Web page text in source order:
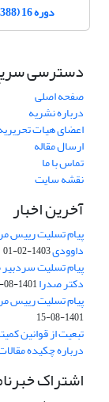
دوره 16 (1388)
دسترسی
صفحه اصلی
درباره نشریه
اعضای هیات
ارسال مقاله
تماس با ما
نقشه سایت
آخرین اخبار
پیام تسلیت رییس
داوودی1403-02-01
پیام تسلیت
دکتر صدرا1401-08-15
پیام تسلیت رییس
1401-08-15
تبعیت از قوانین
درباره چکیده
اشتراک